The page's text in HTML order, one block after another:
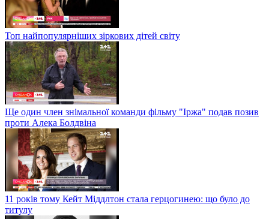
Топ найпопулярніших зіркових дітей світу
Ще один член знімальної команди фільму "Іржа" подав позив
проти Алека Болдвіна
11 років тому Кейт Міддлтон стала герцогинею: що було до
титулу